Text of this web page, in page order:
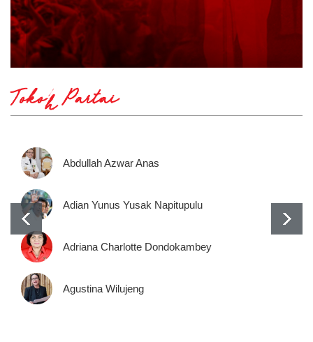
Tokoh Partai
Abdullah Azwar Anas
Adian Yunus Yusak Napitupulu
Adriana Charlotte Dondokambey
Agustina Wilujeng